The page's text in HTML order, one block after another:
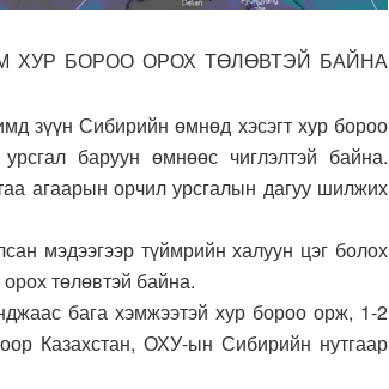
ХУР БОРОО ОРОХ ТӨЛӨВТЭЙ БАЙНА
зүүн Сибирийн өмнөд хэсэгт хур бороо
баруун өмнөөс чиглэлтэй байна.
агаарын орчил урсгалын дагуу шилжих
мэдээгээр түймрийн халуун цэг болох
төлөвтэй байна.
бага хэмжээтэй хур бороо орж, 1-2
Казахстан, ОХУ-ын Сибирийн нутгаар